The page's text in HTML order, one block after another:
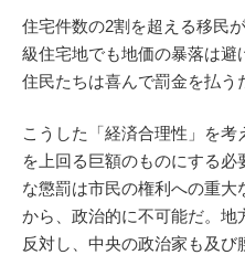
住宅件数の2割を超える移民
級住宅地でも地価の暴落は避
住民たちは喜んで罰金を払う
こうした「経済合理性」を
を上回る巨額のものにする必
な懲罰は市民の権利への重大
から、政治的に不可能だ。地
反対し、中央の政治家も及び